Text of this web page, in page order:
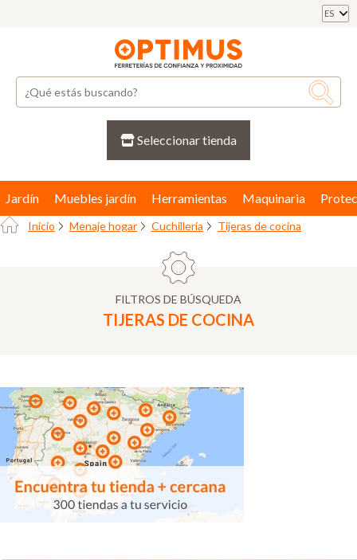
ES
Seleccionar tienda
Jardín Muebles jardín Herramientas Maquinaria
Inicio Menaje hogar Cuchillería Tijeras de cocina
FILTROS DE BÚSQUEDA
TIJERAS DE COCINA